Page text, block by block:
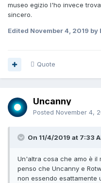
museo egizio l'ho invece
sincero.
Edited November 4, 2019 by
Quote
Uncanny
Posted November 4,
On 11/4/2019 at 7:33
Un'altra cosa che amo è il
penso che Uncanny e
non essendo esattamente